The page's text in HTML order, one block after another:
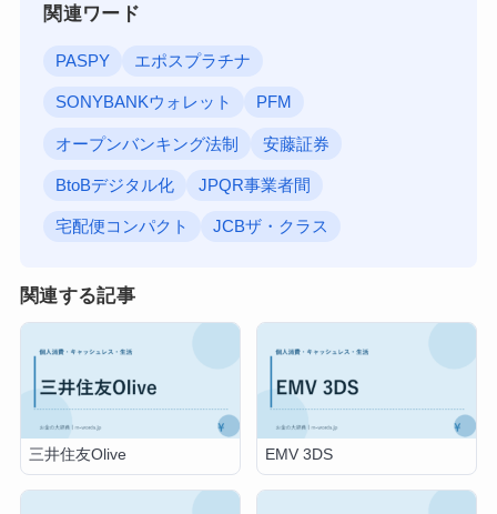
関連ワード
PASPY エポスプラチナ
SONYBANKウォレット PFM
オープンバンキング法制 安藤証券
BtoBデジタル化 JPQR事業者間
宅配便コンパクト JCBザ・クラス
関連する記事
三井住友Olive EMV 3DS